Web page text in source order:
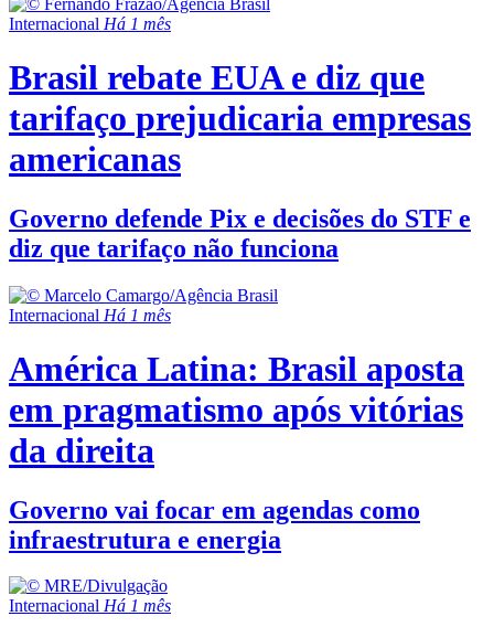
Internacional Há 1 mês
Brasil rebate EUA e diz que
tarifaço prejudicaria empresas
americanas
Governo defende Pix e decisões do STF e
diz que tarifaço não funciona
Internacional Há 1 mês
América Latina: Brasil aposta
em pragmatismo após vitórias
da direita
Governo vai focar em agendas como
infraestrutura e energia
Internacional Há 1 mês